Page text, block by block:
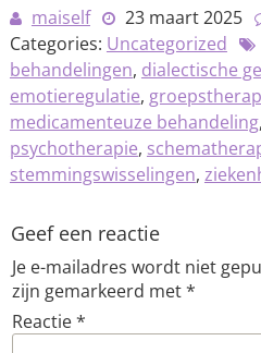
maiself
23 maart 2025
Categories: Uncategorized
behandelingen, dialectische
emotieregulatie,
medicamenteuze behandeling,
psychotherapie,
stemmingswisselingen,
Geef een reactie
Je e-mailadres wordt niet
zijn gemarkeerd met*
Reactie*